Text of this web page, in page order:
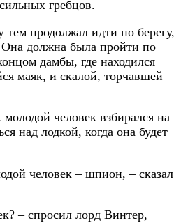
гребцов.
продолжал идти по берегу,
Она должна была пройти по
дамбы, где находился
маяк, и скалой, торчавшей
человек взбирался на
над лодкой, когда она будет
человек – шпион, – сказал
– спросил лорд Винтер,